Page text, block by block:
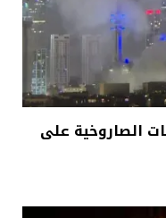
الصاروخية على